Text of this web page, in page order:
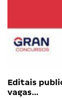
Editais
vagas…